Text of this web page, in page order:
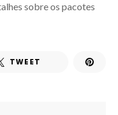
sobre os pacotes
TWEET